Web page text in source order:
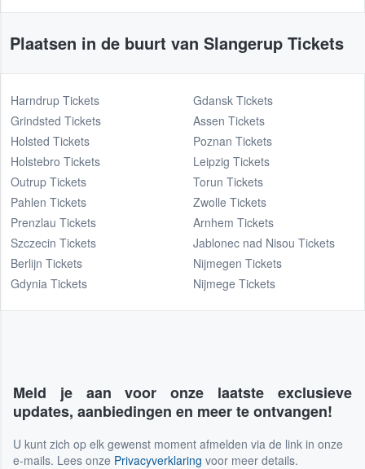
Plaatsen in de buurt van Slangerup Tickets
Harndrup Tickets
Grindsted Tickets
Holsted Tickets
Holstebro Tickets
Outrup Tickets
Pahlen Tickets
Prenzlau Tickets
Szczecin Tickets
Berlijn Tickets
Gdynia Tickets
Gdansk Tickets
Assen Tickets
Poznan Tickets
Leipzig Tickets
Torun Tickets
Zwolle Tickets
Arnhem Tickets
Jablonec nad Nisou Tickets
Nijmegen Tickets
Nijmege Tickets
Meld je aan voor onze laatste exclusieve
updates, aanbiedingen en meer te ontvangen!
U kunt zich op elk gewenst moment afmelden via de link in onze
e-mails. Lees onze Privacyverklaring voor meer details.